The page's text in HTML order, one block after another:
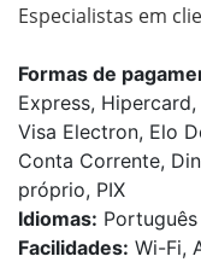
Especialistas em
Formas de
Express,
Visa Electron, Elo
Conta Corrente,
próprio, PIX
Idiomas: Português
Facilidades: Wi-Fi,